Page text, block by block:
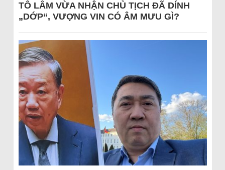
TÔ LÂM VỪA NHẬN CHỦ TỊCH ĐÃ DÍNH
„DỚP“, VƯỢNG VIN CÓ ÂM MƯU GÌ?